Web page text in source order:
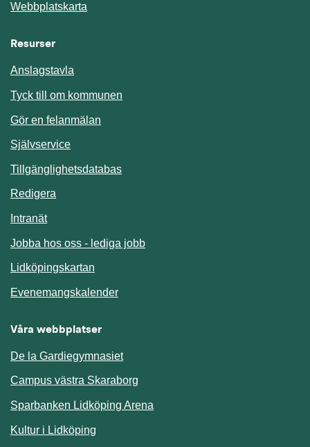
Webbplatskarta
Resurser
Anslagstavla
Tyck till om kommunen
Gör en felanmälan
SjälvserviceLänk till annan webbplats.
TillgänglighetsdatabasLänk till annan webbplats.
Redigera
IntranätLänk till annan webbplats.
Jobba hos oss - lediga jobb
Lidköpingskartan
EvenemangskalenderLänk till annan webbplats.
Våra webbplatser
De la Gardiegymnasiet
Campus västra Skaraborg
Sparbanken Lidköping Arena
Kultur i Lidköping